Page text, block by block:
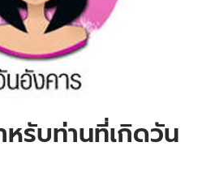
รับท่านที่เกิดวัน